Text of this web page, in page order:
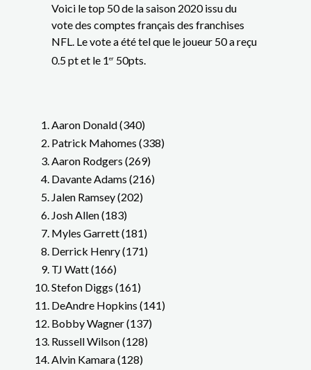
Voici le top 50 de la saison 2020 issu du
vote des comptes français des franchises
NFL. Le vote a été tel que le joueur 50 a reçu
0.5 pt et le 1 er 50pts.
Aaron Donald (340)
Patrick Mahomes (338)
Aaron Rodgers (269)
Davante Adams (216)
Jalen Ramsey (202)
Josh Allen (183)
Myles Garrett (181)
Derrick Henry (171)
TJ Watt (166)
Stefon Diggs (161)
DeAndre Hopkins (141)
Bobby Wagner (137)
Russell Wilson (128)
Alvin Kamara (128)